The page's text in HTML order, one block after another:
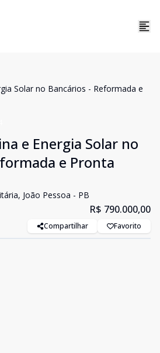
Solar no Bancários - Reformada e
e Energia Solar no
e Pronta
João Pessoa - PB
R$ 790.000,00
Compartilhar Favorito